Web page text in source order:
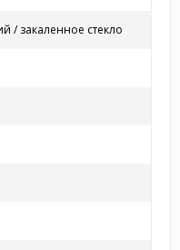
/ закаленное стекло